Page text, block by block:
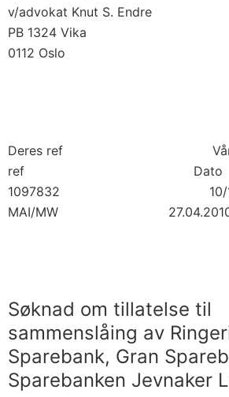
v/advokat Knut S. Endre
PB 1324 Vika
0112 Oslo
Deres ref
ref Dato
1097832 10/
MAI/MW
Søknad om tillatelse til
sammenslåing av
Sparebank, Gran
Sparebanken Jevnaker